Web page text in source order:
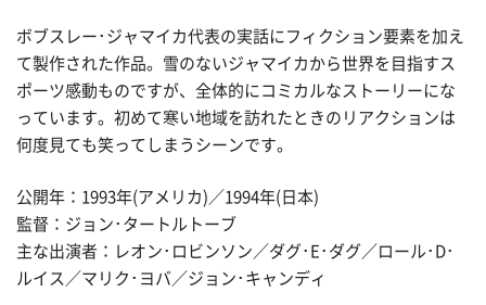
ボブスレー･ジャマイカ代表の実話にフィクション要素を加え
て製作された作品。雪のないジャマイカから世界を目指すス
ポーツ感動ものですが、全体的にコミカルなストーリーにな
っています。初めて寒い地域を訪れたときのリアクションは
何度見ても笑ってしまうシーンです。
公開年：1993年(アメリカ)／1994年(日本)
監督：ジョン･タートルトーブ
主な出演者：レオン･ロビンソン／ダグ･E･ダグ／ロール･D･
ルイス／マリク･ヨバ／ジョン･キャンディ